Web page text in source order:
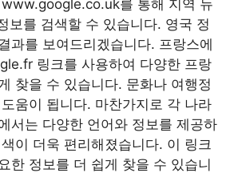
를 통해 지역 뉴
보를 검색할 수 있습니다. 영국 정
과를 보여드리겠습니다. 프랑스에
링크를 사용하여 다양한 프랑
찾을 수 있습니다. 문화나 여행정
움이 됩니다. 마찬가지로 각 나라
서는 다양한 언어와 정보를 제공하
이 더욱 편리해졌습니다. 이 링크
한 정보를 더 쉽게 찾을 수 있습니